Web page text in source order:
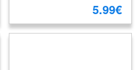
5.99€